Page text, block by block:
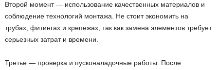
Второй момент — использование качественных материалов и
соблюдение технологий монтажа. Не стоит экономить на
трубах, фитингах и крепежах, так как замена элементов требует
серьезных затрат и времени.
Третье — проверка и пусконаладочные работы. После